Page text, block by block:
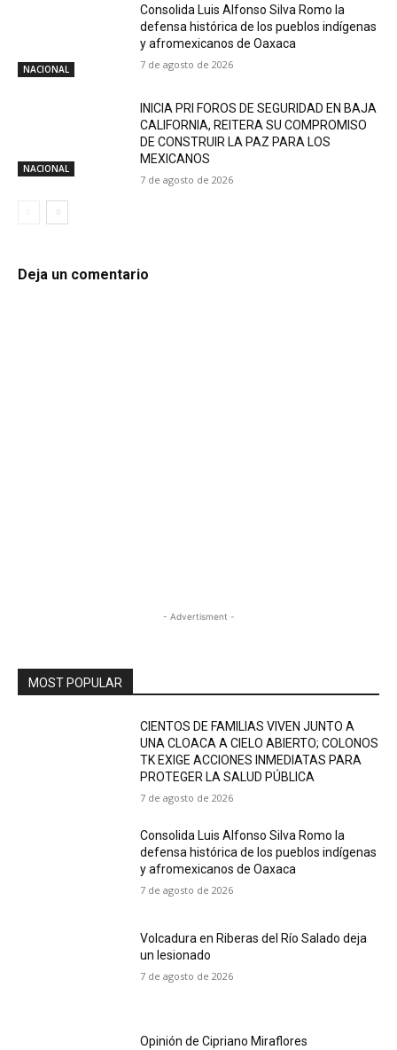
NACIONAL
Consolida Luis Alfonso Silva Romo la
defensa histórica de los pueblos indígenas
y afromexicanos de Oaxaca
7 de agosto de 2026
NACIONAL
INICIA PRI FOROS DE SEGURIDAD EN BAJA
CALIFORNIA, REITERA SU COMPROMISO
DE CONSTRUIR LA PAZ PARA LOS
MEXICANOS
7 de agosto de 2026
Deja un comentario
- Advertisment -
MOST POPULAR
CIENTOS DE FAMILIAS VIVEN JUNTO A
UNA CLOACA A CIELO ABIERTO; COLONOS
TK EXIGE ACCIONES INMEDIATAS PARA
PROTEGER LA SALUD PÚBLICA
7 de agosto de 2026
Consolida Luis Alfonso Silva Romo la
defensa histórica de los pueblos indígenas
y afromexicanos de Oaxaca
7 de agosto de 2026
Volcadura en Riberas del Río Salado deja
un lesionado
7 de agosto de 2026
Opinión de Cipriano Miraflores